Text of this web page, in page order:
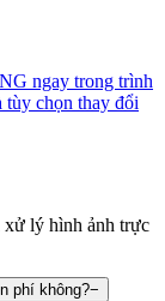
ngay trong trình
tùy chọn thay đổi
xử lý hình ảnh trực
phí không?−